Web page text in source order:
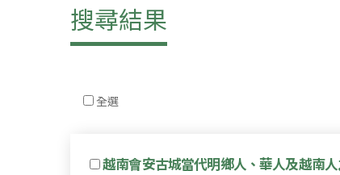
搜尋結果
全選
越南會安古城當代明鄉人、華人及越南